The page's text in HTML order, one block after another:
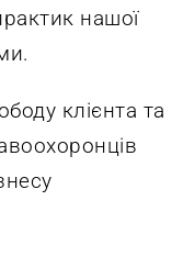
нашої
клієнта та